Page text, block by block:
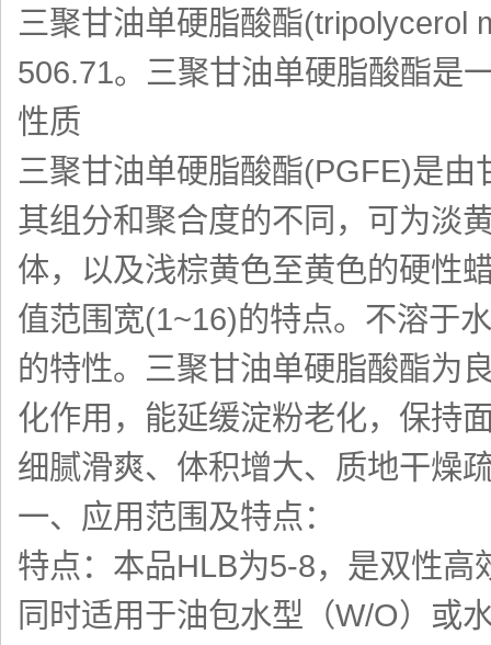
三聚甘油单硬脂酸酯(tripolycerol
506.71。三聚甘油单硬脂酸酯是
性质
三聚甘油单硬脂酸酯(PGFE)是
其组分和聚合度的不同，可为淡
体，以及浅棕黄色至黄色的硬性
值范围宽(1~16)的特点。不溶于
的特性。三聚甘油单硬脂酸酯为
化作用，能延缓淀粉老化，保持
细腻滑爽、体积增大、质地干燥
一、应用范围及特点：
特点：本品HLB为5-8，是双性
同时适用于油包水型（W/O）或